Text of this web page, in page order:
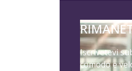
Iscrivetevi
comodo e